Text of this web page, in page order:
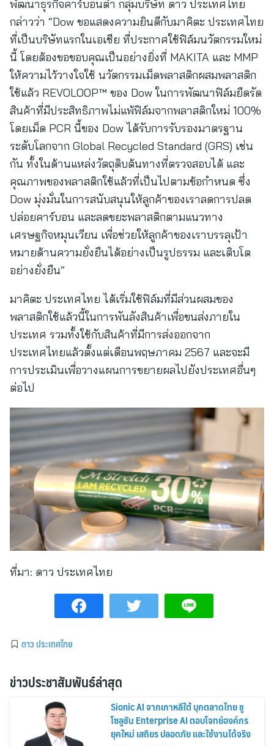
พัฒนาธุรกิจคาร์บอนต่ำ กลุ่มบริษัท ดาว ประเทศไทย
กล่าวว่า “Dow ขอแสดงความยินดีกับมาคิตะ ประเทศไทย
ที่เป็นบริษัทแรกในเอเชีย ที่ประกาศใช้ฟิล์มนวัตกรรมใหม่
นี้ โดยต้องขอขอบคุณเป็นอย่างยิ่งที่ MAKITA และ MMP
ให้ความไว้วางใจใช้ นวัตกรรมเม็ดพลาสติกผสมพลาสติก
ใช้แล้ว REVOLOOP™ ของ Dow ในการพัฒนาฟิล์มยืดรัด
สินค้าที่มีประสิทธิภาพไม่แพ้ฟิล์มจากพลาสติกใหม่ 100%
โดยเม็ด PCR นี้ของ Dow ได้รับการรับรองมาตรฐาน
ระดับโลกจาก Global Recycled Standard (GRS) เช่น
กัน ทั้งในด้านแหล่งวัตถุดิบต้นทางที่ตรวจสอบได้ และ
คุณภาพของพลาสติกใช้แล้วที่เป็นไปตามข้อกำหนด ซึ่ง
Dow มุ่งมั่นในการสนับสนุนให้ลูกค้าของเราลดการปลด
ปล่อยคาร์บอน และลดขยะพลาสติกตามแนวทาง
เศรษฐกิจหมุนเวียน เพื่อช่วยให้ลูกค้าของเราบรรลุเป้า
หมายด้านความยั่งยืนได้อย่างเป็นรูปธรรม และเติบโต
อย่างยั่งยืน”
มาคิตะ ประเทศไทย ได้เริ่มใช้ฟิล์มที่มีส่วนผสมของ
พลาสติกใช้แล้วนี้ในการพันลังสินค้าเพื่อขนส่งภายใน
ประเทศ รวมทั้งใช้กับสินค้าที่มีการส่งออกจาก
ประเทศไทยแล้วตั้งแต่เดือนพฤษภาคม 2567 และจะมี
การประเมินเพื่อวางแผนการขยายผลไปยังประเทศอื่นๆ
ต่อไป
ที่มา: ดาว ประเทศไทย
ดาว ประเทศไทย
ข่าวประชาสัมพันธ์ล่าสุด
Sionic AI จากเกาหลีใต้ บุกตลาดไทย ชู
โซลูชัน Enterprise AI ตอบโจทย์องค์กร
ยุคใหม่ เสถียร ปลอดภัย และใช้งานได้จริง